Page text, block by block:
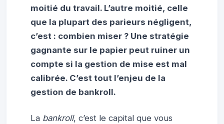
moitié du travail. L’autre moitié, celle
que la plupart des parieurs négligent,
c’est : combien miser ? Une stratégie
gagnante sur le papier peut ruiner un
compte si la gestion de mise est mal
calibrée. C’est tout l’enjeu de la
gestion de bankroll.
La bankroll, c’est le capital que vous